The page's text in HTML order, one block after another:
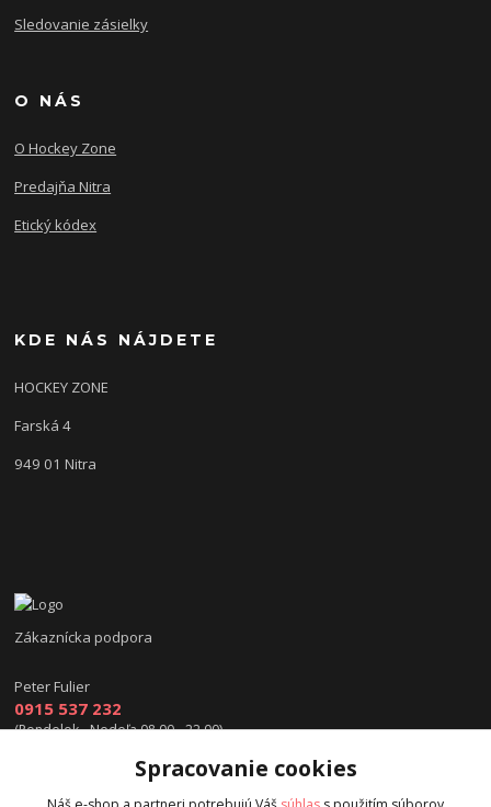
Sledovanie zásielky
O NÁS
O Hockey Zone
Predajňa Nitra
Etický kódex
KDE NÁS NÁJDETE
HOCKEY ZONE
Farská 4
949 01 Nitra
Zákaznícka podpora
Peter Fulier
0915 537 232
(Pondelok - Nedeľa 08.00 - 22.00)
info@hokejexpert.sk
Spracovanie cookies